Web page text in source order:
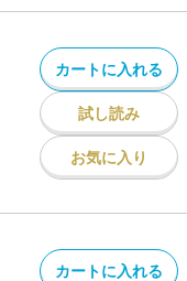
カートに入れる
試し読み
お気に入り
カートに入れる